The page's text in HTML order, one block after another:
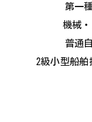
第一
機械
普通
2級小型船